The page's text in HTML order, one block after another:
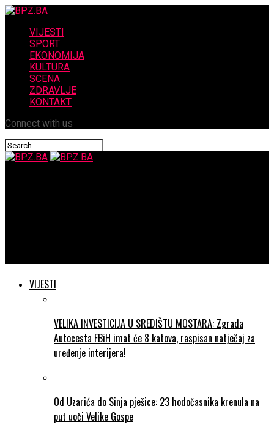
VIJESTI
SPORT
EKONOMIJA
KULTURA
SCENA
ZDRAVLJE
KONTAKT
Connect with us
VIJESTI
VELIKA INVESTICIJA U SREDIŠTU MOSTARA: Zgrada
Autocesta FBiH imat će 8 katova, raspisan natječaj za
uređenje interijera!
Od Uzarića do Sinja pješice: 23 hodočasnika krenula na
put uoči Velike Gospe